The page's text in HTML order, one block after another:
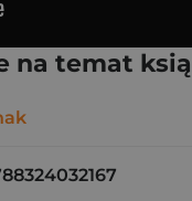
na temat